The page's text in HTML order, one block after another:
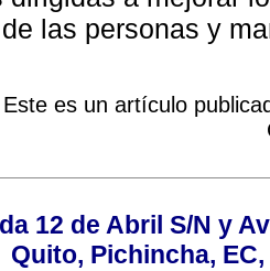
las personas y
Este es un artículo
12 de Abril S/N y
Quito, Pichincha,